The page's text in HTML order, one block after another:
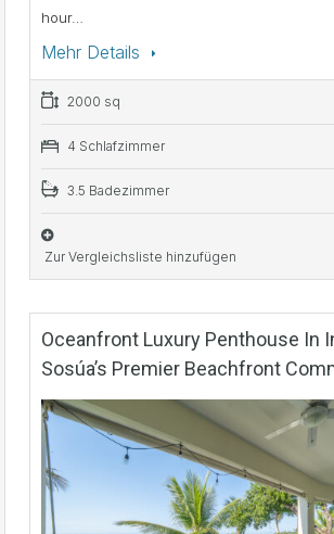
hour…
Mehr Details
2000 sq
4 Schlafzimmer
3.5 Badezimmer
Zur Vergleichsliste hinzufügen
Oceanfront Luxury Penthouse In
Sosúa’s Premier Beachfront